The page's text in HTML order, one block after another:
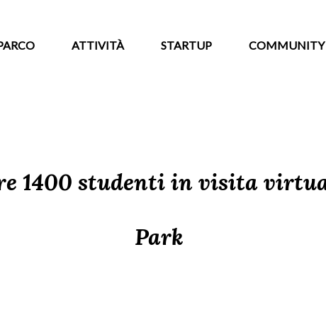
ATTIVITÀ STARTUP COMMUNITY
1400 studenti in visita
Park